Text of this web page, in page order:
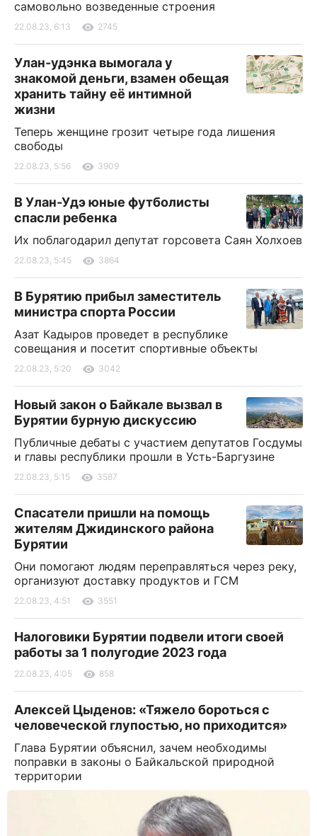
самовольно возведенные строения
22.08.23, 6:13 2745
Улан-удэнка вымогала у
знакомой деньги, взамен обещая
хранить тайну её интимной
жизни
Теперь женщине грозит четыре года лишения
свободы
22.08.23, 5:56 3909
В Улан-Удэ юные футболисты
спасли ребенка
Их поблагодарил депутат горсовета Саян Холхоев
22.08.23, 5:45 3864
В Бурятию прибыл заместитель
министра спорта России
Азат Кадыров проведет в республике
совещания и посетит спортивные объекты
22.08.23, 5:20 3042
Новый закон о Байкале вызвал в
Бурятии бурную дискуссию
Публичные дебаты с участием депутатов Госдумы
и главы республики прошли в Усть-Баргузине
22.08.23, 5:15 3587
Спасатели пришли на помощь
жителям Джидинского района
Бурятии
Они помогают людям переправляться через реку,
организуют доставку продуктов и ГСМ
22.08.23, 4:51 3551
Налоговики Бурятии подвели итоги своей
работы за 1 полугодие 2023 года
22.08.23, 4:05 858
Алексей Цыденов: «Тяжело бороться с
человеческой глупостью, но приходится»
Глава Бурятии объяснил, зачем необходимы
поправки в законы о Байкальской природной
территории